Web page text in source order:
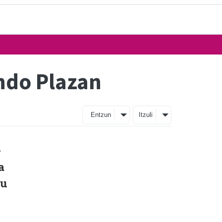
Plazan
Entzun Itzuli